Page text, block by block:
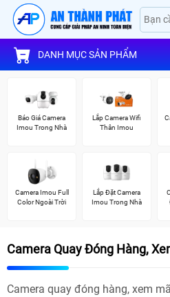
DANH MỤC SẢN PHẨM
Báo Giá Camera
Imou Trong Nhà
Lắp Camera Wifi
Thân Imou
Camera Imou Full
Color Ngoài Trời
Lắp Đặt Camera
Imou Trong Nhà
Camera Quay Đóng Hàng,
Camera quay đóng hàng, xem